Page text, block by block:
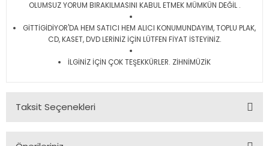
OLUMSUZ YORUM BIRAKILMASINI KABUL ETMEK MÜMKÜN DEĞİL .
GİTTİGİDİYOR'DA HEM SATICI HEM ALICI KONUMUNDAYIM, TOPLU PLAK,
CD, KASET, DVD LERİNİZ İÇİN LÜTFEN FİYAT İSTEYİNİZ.
İLGİNİZ İÇİN ÇOK TEŞEKKÜRLER. ZİHNİMÜZİK
Taksit Seçenekleri